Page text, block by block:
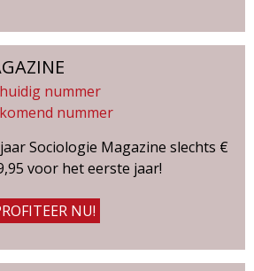
huidig nummer
komend nummer
Sociologie Magazine slechts €
voor het eerste jaar!
NU!